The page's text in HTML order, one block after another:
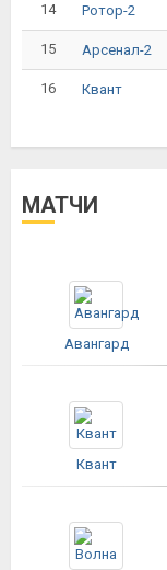
14 Ротор-2
15 Арсенал-2
16 Квант
МАТЧИ
Авангард
Квант